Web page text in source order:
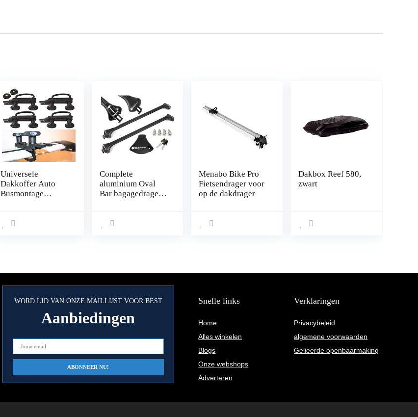
Universele
Dakkoffer Auto
Busmontage
beugels 85 mm
Complete
aluminium Oval
Bar bagagedrager
2012- met
draagvermogen
Menabo Bike Pro
Fietsendrager voor
op de dakdrager
Dakbox Reef 580,
zwart
WORD LID VAN ONZE MAILLIJST VOOR BEST
Aanbiedingen
Snelle links
Home
Alles winkelen
Blogs
Onze webshops
Adverteren
Verklaringen
Privacybeleid
algemene voorwaarden
Gelieerde openbaarmaking